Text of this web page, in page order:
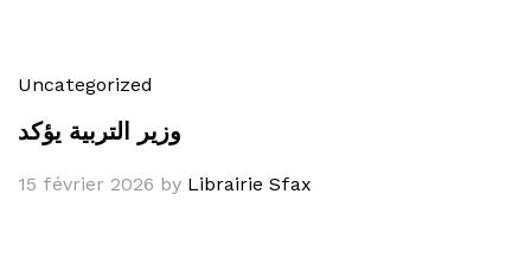
Uncategorized
وزير التربية يؤكد
15 février 2026 by Librairie Sfax